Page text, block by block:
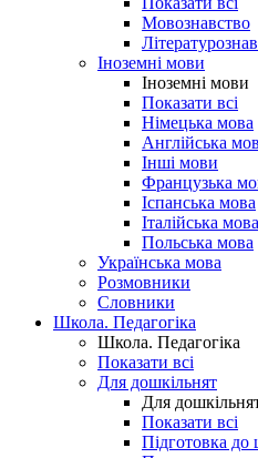
Мовознавство
Іноземні мови
Іноземні мови
Показати всі
Німецька мова
Англійська
Інші мови
Французька
Іспанська мова
Італійська мова
Польська мова
Українська мова
Розмовники
Словники
Школа. Педагогіка
Школа. Педагогіка
Показати всі
Для дошкільнят
Для
Показати всі
Підготовка